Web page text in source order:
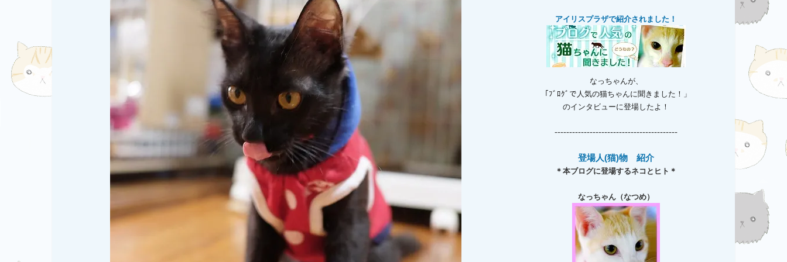
アイリスプラザで紹介されました！
なっちゃんが、
「ﾌﾞﾛｸﾞで人気の猫ちゃんに聞きました！」
のインタビューに登場したよ！
------------------------------------------
登場人(猫)物 紹介
＊本ブログに登場するネコとヒト＊
なっちゃん（なつめ）